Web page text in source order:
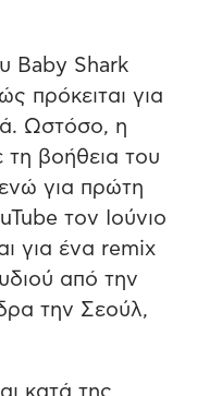
Baby Shark
πρόκειται για
Ωστόσο, η
τη βοήθεια του
για πρώτη
τον Ιούνιο
για ένα remix
από την
την Σεούλ,
κατά της